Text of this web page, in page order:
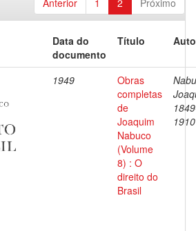
Anterior 1 2 Próximo
Data do
documento
Título
1949
Obras
completas
de
Joaquim
Nabuco
(Volume
8) : O
direito do
Brasil
1910